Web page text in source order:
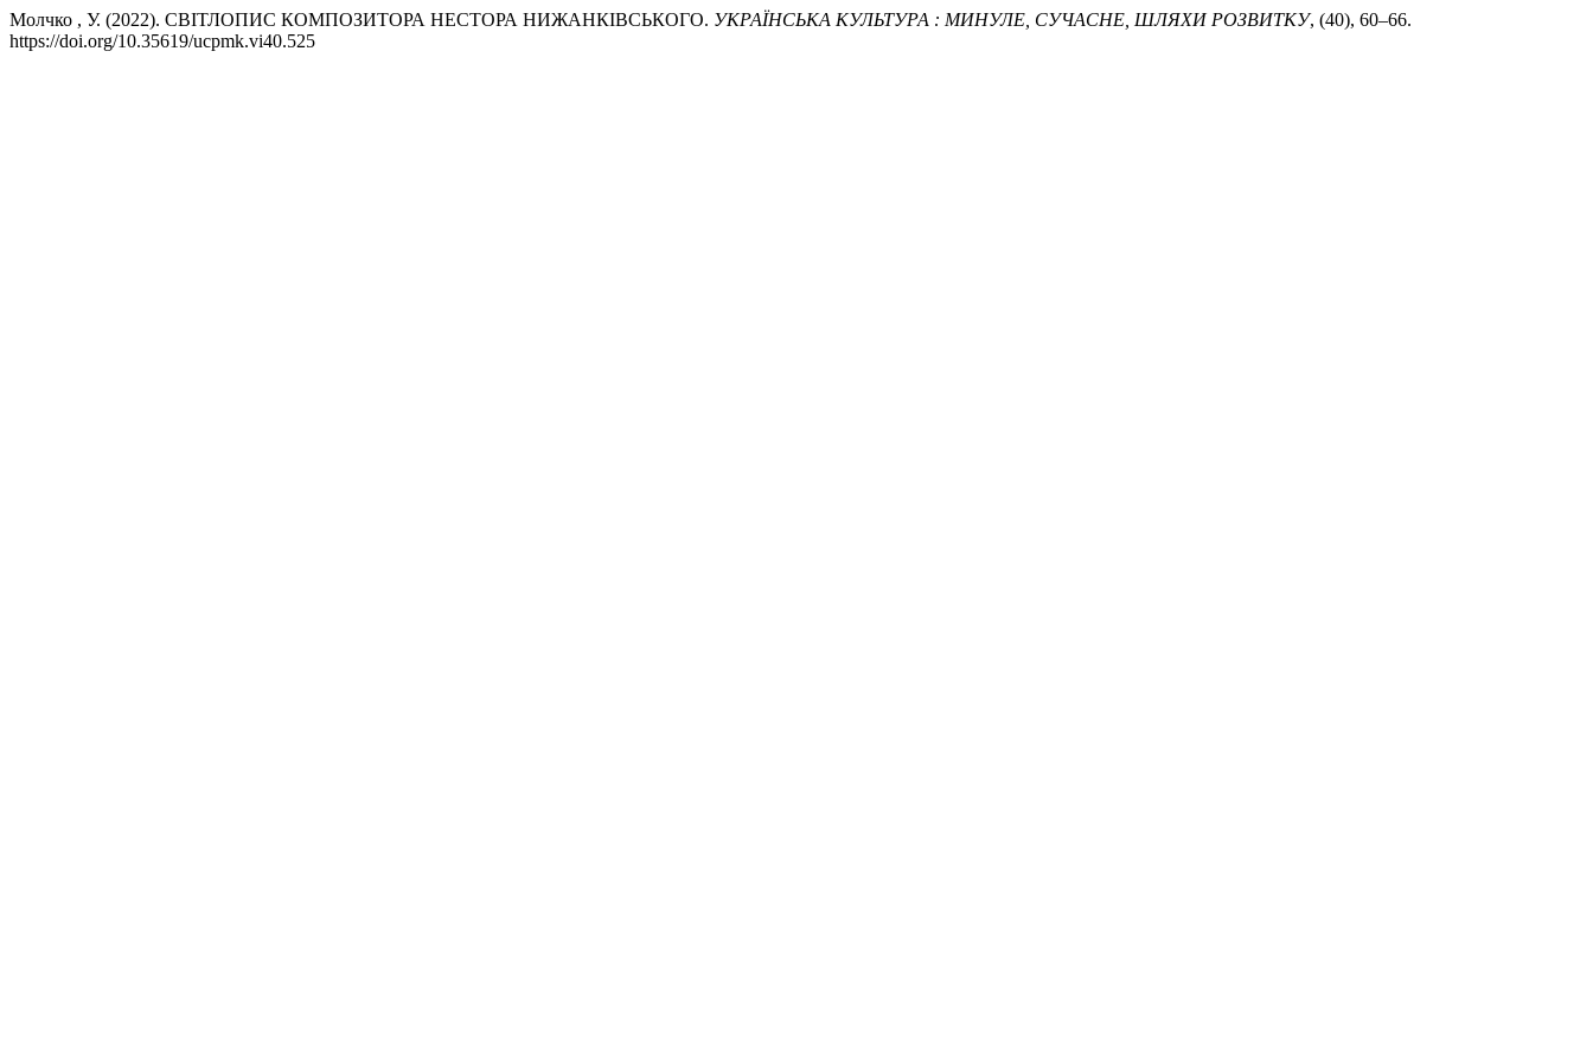
Молчко , У. (2022). СВІТЛОПИС КОМПОЗИТОРА НЕСТОРА НИЖАНКІВСЬКОГО. УКРАЇНСЬКА КУЛЬТУРА : МИНУЛЕ, СУЧАСНЕ, ШЛЯХИ РОЗВИТКУ, (40), 60–66.
https://doi.org/10.35619/ucpmk.vi40.525